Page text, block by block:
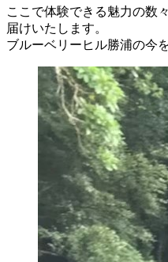
ここで体験できる魅力の数
届けいたします。
ブルーベリーヒル勝浦の今